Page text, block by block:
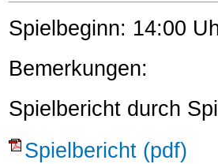
Spielbeginn: 14:00
Bemerkungen:
Spielbericht durch
Spielbericht (pdf)